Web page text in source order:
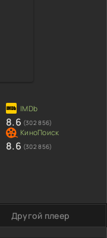
8.6 (302 856)
8.6 (302 856)
Другой плеер